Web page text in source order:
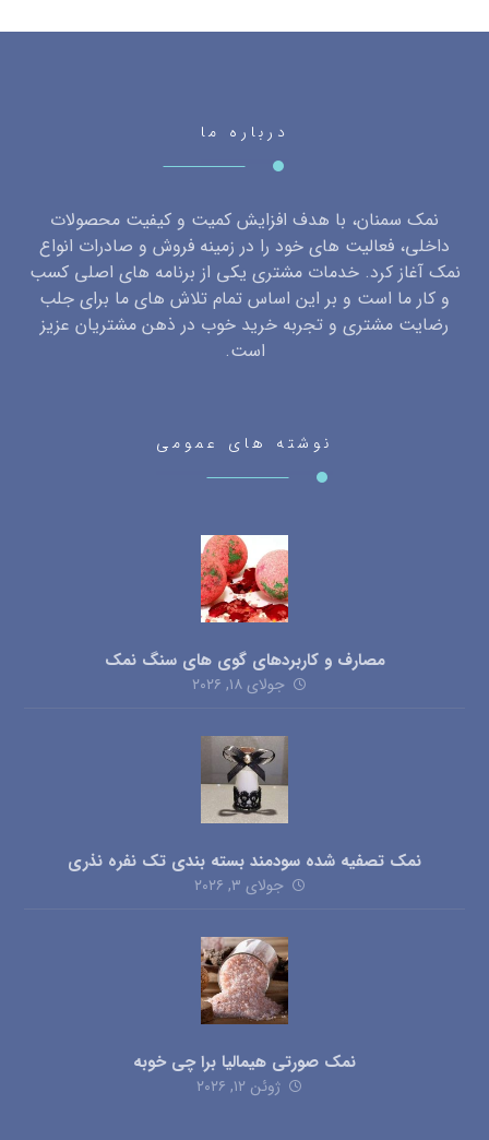
درباره ما
نمک سمنان، با هدف افزایش کمیت و کیفیت محصولات
داخلی، فعالیت های خود را در زمینه فروش و صادرات انواع
نمک آغاز کرد. خدمات مشتری یکی از برنامه های اصلی کسب
و کار ما است و بر این اساس تمام تلاش های ما برای جلب
رضایت مشتری و تجربه خرید خوب در ذهن مشتریان عزیز
است.
نوشته های عمومی
مصارف و کاربردهای گوی های سنگ نمک
جولای ۱۸, ۲۰۲۶
نمک تصفیه شده سودمند بسته بندی تک نفره نذری
جولای ۳, ۲۰۲۶
نمک صورتی هیمالیا برا چی خوبه
ژوئن ۱۲, ۲۰۲۶